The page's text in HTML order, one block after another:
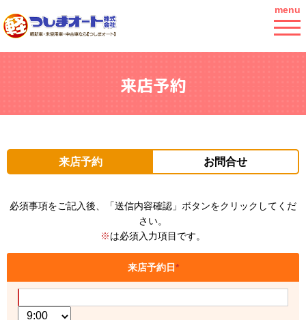
menu
来店予約
来店予約 お問合せ
必須事項をご記入後、「送信内容確認」ボタンをクリックしてくだ
さい。
※は必須入力項目です。
来店予約日*